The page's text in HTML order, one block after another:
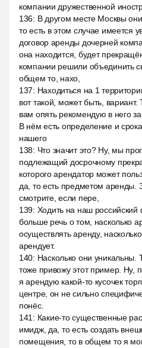
компании дружественной
136: В другом месте Москвы
то есть в этом случае имеется
договор аренды дочерней
она находится, будет
компании решили объединить
общем то, нахо,
137: Находиться на 1
вот такой, может быть,
вам опять рекомендую в него
В нём есть определение и
нашего
138: Что значит это? Ну, мы
подлежащий досрочному
которого арендатор может
да, то есть предметом аренды.
смотрите, если пере,
139: Ходить на наш российский
больше речь о том, насколько
осуществлять аренду,
арендует.
140: Насколько они уникальны.
тоже привожу этот пример. Ну,
я арендую какой-то кусочек
центре, он не сильно
понёс.
141 : Какие-то существенные
имидж, да, то есть создать
помещения, то в общем то я